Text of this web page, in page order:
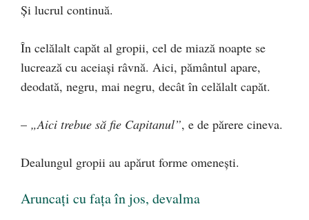
Şi lucrul continuă.
În celălalt capăt al gropii, cel de miază noapte se
lucrează cu aceiaşi râvnă. Aici, pământul apare,
deodată, negru, mai negru, decât în celălalt capăt.
– „Aici trebue să fie Capitanul”, e de părere cineva.
Dealungul gropii au apărut forme omeneşti.
Aruncaţi cu faţa în jos, devalma